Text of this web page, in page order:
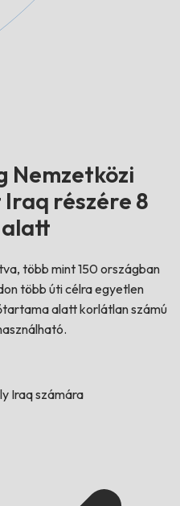
Nemzetközi
részére 8
több mint 150 országban
több úti célra egyetlen
alatt korlátlan számú
Iraq számára